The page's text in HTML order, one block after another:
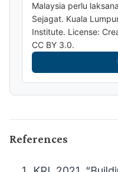
Malaysia perlu
Sejagat. Kuala
Institute. License:
CC BY 3.0.
References